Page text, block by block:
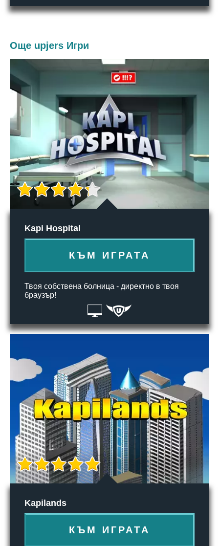
Още upjers Игри
Kapi Hospital
КЪМ ИГРАТА
Твоя собствена болница - директно в твоя
браузър!
Kapilands
КЪМ ИГРАТА